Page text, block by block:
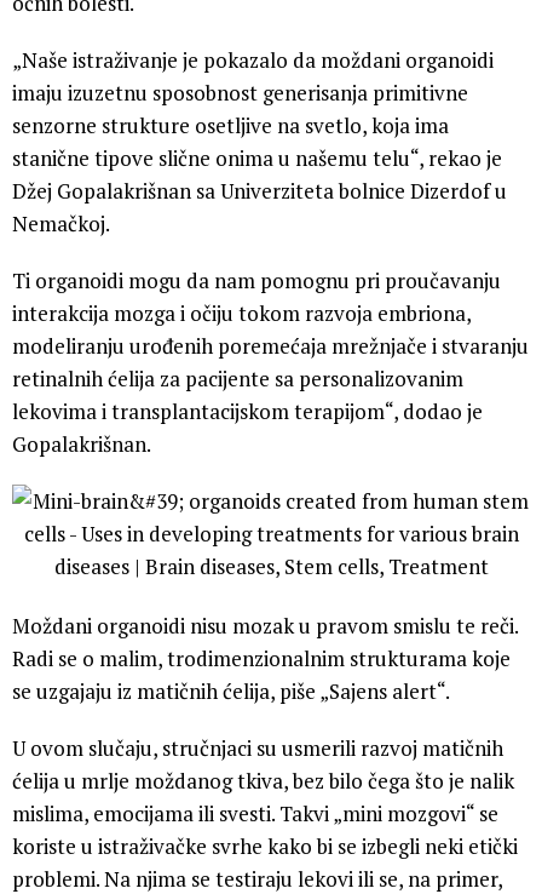
„Naše istraživanje je pokazalo da moždani organoidi
imaju izuzetnu sposobnost generisanja primitivne
senzorne strukture osetljive na svetlo, koja ima
stanične tipove slične onima u našemu telu“, rekao je
Džej Gopalakrišnan sa Univerziteta bolnice Dizerdof u
Nemačkoj.
Ti organoidi mogu da nam pomognu pri proučavanju
interakcija mozga i očiju tokom razvoja embriona,
modeliranju urođenih poremećaja mrežnjače i stvaranju
retinalnih ćelija za pacijente sa personalizovanim
lekovima i transplantacijskom terapijom“, dodao je
Gopalakrišnan.
Moždani organoidi nisu mozak u pravom smislu te reči.
Radi se o malim, trodimenzionalnim strukturama koje
se uzgajaju iz matičnih ćelija, piše „Sajens alert“.
U ovom slučaju, stručnjaci su usmerili razvoj matičnih
ćelija u mrlje moždanog tkiva, bez bilo čega što je nalik
mislima, emocijama ili svesti. Takvi „mini mozgovi“ se
koriste u istraživačke svrhe kako bi se izbegli neki etički
problemi. Na njima se testiraju lekovi ili se, na primer,